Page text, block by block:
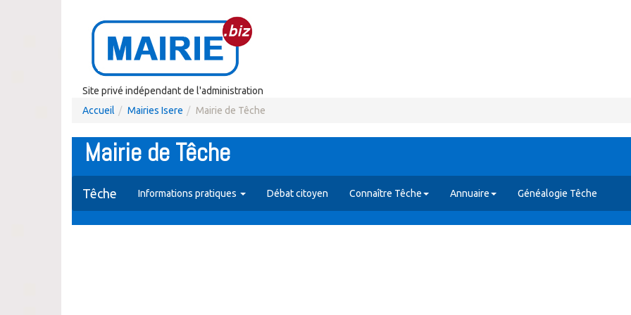
Site privé indépendant de l'administration
Accueil
Mairies Isere Mairie de Têche
Mairie de Têche
Têche Informations pratiques Débat citoyen Connaître Têche Annuaire Généalogie Têche